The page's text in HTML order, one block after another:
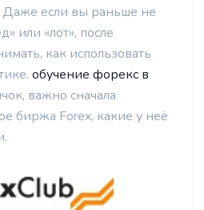
Даже если вы раньше не
или «лот», после
как использовать
обучение форекс в
важно сначала
биржа Forex, какие у неё